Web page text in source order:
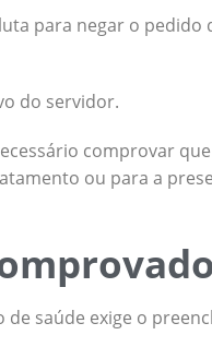
para negar o pedido
do servidor.
comprovar
ou para a
saúde exige o